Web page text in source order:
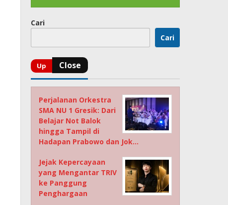
Cari
Cari
Perjalanan Orkestra
SMA NU 1 Gresik: Dari
Belajar Not Balok
hingga Tampil di
Hadapan Prabowo dan Jok…
Jejak Kepercayaan
yang Mengantar TRIV
ke Panggung
Penghargaan